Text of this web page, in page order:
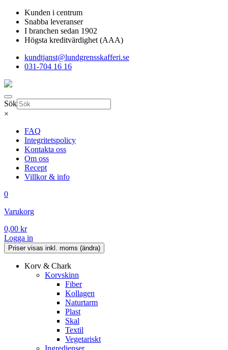
Kunden i centrum
Snabba leveranser
I branchen sedan 1902
Högsta kreditvärdighet (AAA)
kundtjanst@lundgrensskafferi.se
031-704 16 16
Sök
×
FAQ
Integritetspolicy
Kontakta oss
Om oss
Recept
Villkor & info
0
Varukorg
0,00 kr
Logga in
Korv & Chark
Korvskinn
Fiber
Kollagen
Naturtarm
Plast
Skal
Textil
Vegetariskt
Ingredienser